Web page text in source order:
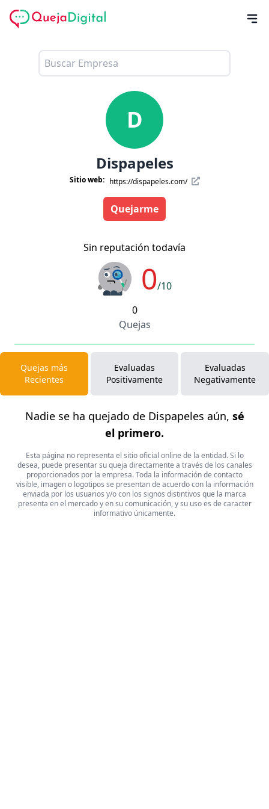
D
Dispapeles
Sitio web: https://dispapeles.com/
Quejarme
Sin reputación todavía
0/10
0
Quejas
Quejas más
Recientes
Evaluadas
Positivamente
Evaluadas
Negativamente
Nadie se ha quejado de Dispapeles aún, sé
el primero.
Esta página no representa el sitio oficial online de la entidad. Si lo
desea, puede presentar su queja directamente a través de los canales
proporcionados por la empresa. Toda la información de contacto
visible, imagen o logotipos se presentan de acuerdo con la información
enviada por los usuarios y/o con los signos distintivos que la marca
presenta en el mercado y en su comunicación, y su uso es de caracter
informativo únicamente.